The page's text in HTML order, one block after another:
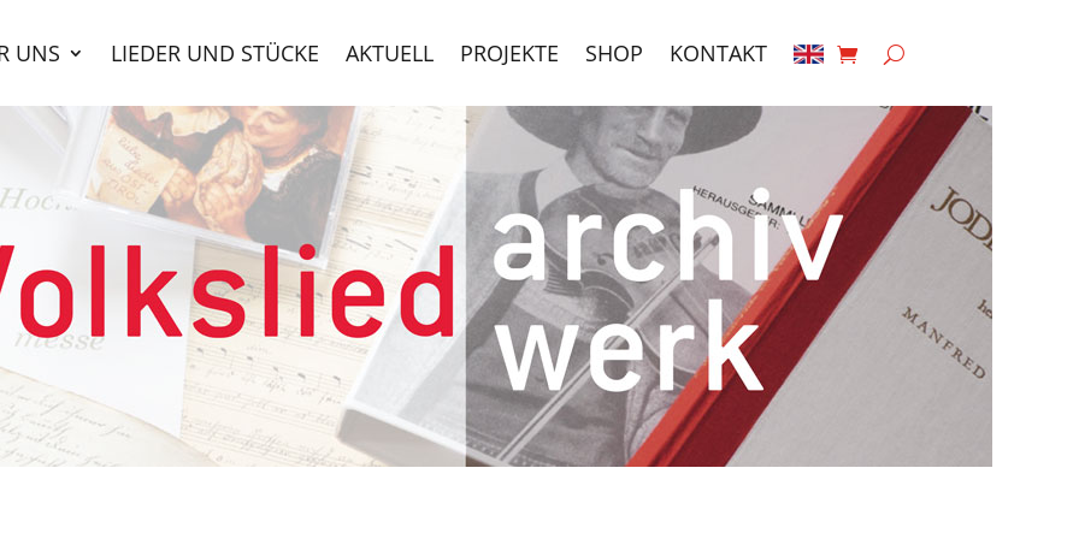
UNS LIEDER UND STÜCKE AKTUELL PROJEKTE SHOP KONTAKT